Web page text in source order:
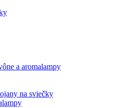
a aromalampy
na sviečky